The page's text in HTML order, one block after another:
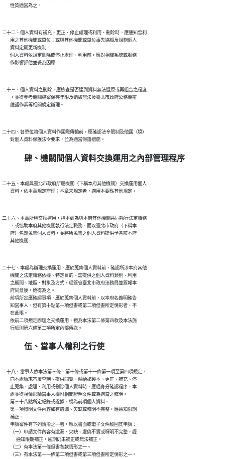
二十二、個人資料有補充、更正、停止處理或利用、刪除時，應通知曾利
        用之其他機關或單位；或與其他機關或單位事先協調及規劃個人
        資料定期更新機制。
        個人資料依規定刪除或停止處理、利用前，應對相關系統或服務
二十三、個人資料之刪除，應檢查是否達到資料無法還原或再組合之程度
        ，並得參考機關檔案保存年限及銷毀辦法及臺北市政府公務機密
二十四、各單位將個人資料作國際傳輸前，應確認法令限制及他國（境）
肆、機關間個人資料交換運用之內部管理程序
二十五、本處與臺北市政府所屬機關（下稱本府其他機關）交換運用個人
二十六、本章所稱交換運用，指本處為與本府其他機關共同執行法定職務
        ，或協助本府其他機關執行法定職務，而以臺北市政府（下稱本
        府）名義蒐集個人資料，並將所蒐集之個人資料提供予各該本府
二十七、本處為辦理交換運用，應於蒐集個人資料前，確認所涉本府其他
        機關之法定職務依據、特定目的、需提供之個人資料類別、利用
        之期間、地區、對象及方式，經簽會臺北市政府法務局並簽報本
        府同意後，始得為之。
        前項所定應確認事項，應於蒐集個人資料前，以本府名義明確告
        知當事人。但有第十點第一項但書或第二項但書所定情形者，不
        在此限。
        依前二項規定辦理之交換運用，視為本法第二條第四款及本法施
伍、當事人權利之行使
二十八、當事人依本法第三條、第十條或第十一條第一項至第四項規定，
        向本處請求答覆查詢、提供閱覽、製給複製本、更正、補充、停
        止蒐集、處理、利用或刪除個人資料時，應經身分確認程序，本
        處並得視情形請當事人檢附相關證明文件或為適當之釋明。
        第三十八點所定紀錄或證據，視為前項個人資料。
        第一項證明文件內容如有遺漏、欠缺或釋明不完整，應通知限期
        補正。
        申請案件有下列情形之一者，應以書面或電子文件駁回其申請：
        （一）申請文件內容有遺漏、欠缺、虛偽不實或釋明不完整，經
              通知限期補正，逾期仍未補正或無法補正。
        （二）有本法第十條但書各款情形之一。
        （三）有本法第十一條第二項但書或第三項但書所定情形之一。